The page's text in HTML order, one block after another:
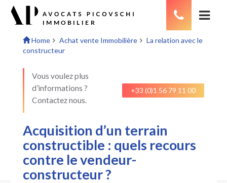
Home Achat vente Immobilière
La relation avec le
constructeur
Vous voulez plus
d’informations ?
Contactez nous.
+33 (0)1 56 79 11 00
Acquisition d’un terrain
constructible : quels recours
contre le vendeur-
constructeur ?